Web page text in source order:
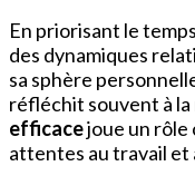
En priorisant le
des dynamiques
sa sphère
réfléchit souvent à la
efficacejoue un rôle
attentes au travail et